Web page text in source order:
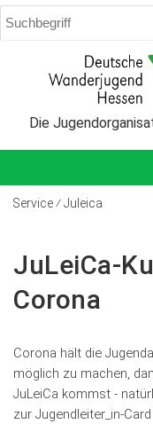
Die
Service ⁄ Juleica
JuLeiCa-
Corona
Corona hält die
möglich zu machen,
JuLeiCa kommst -
zur Jugendleiter_in-